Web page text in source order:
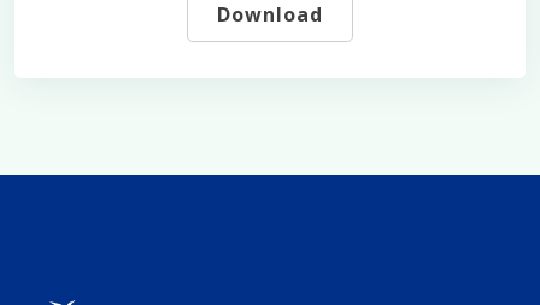
Download